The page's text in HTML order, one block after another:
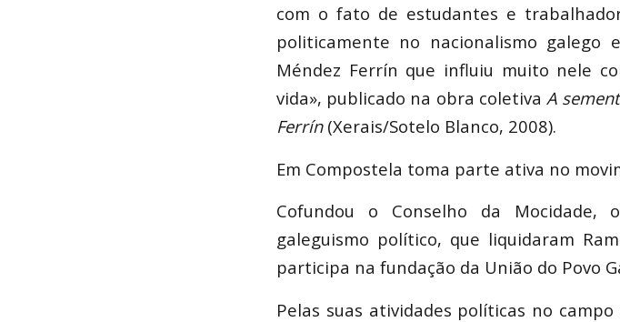
com o fato de estudantes e
politicamente no nacionalismo galego
Méndez Ferrín que influiu muito nele
vida», publicado na obra coletivaA
Ferrín (Xerais/Sotelo Blanco, 2008).
Em Compostela toma parte ativa no
Cofundou o Conselho da Mocidade,
galeguismo político, que liquidaram
participa na fundação da União do Povo
Pelas suas atividades políticas no